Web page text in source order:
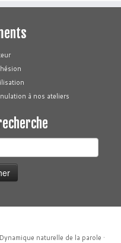
à nos ateliers
naturelle de la parole ·